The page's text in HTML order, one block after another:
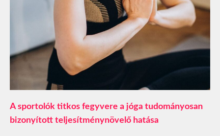
A sportolók titkos fegyvere a jóga tudományosan
bizonyított teljesítménynövelő hatása